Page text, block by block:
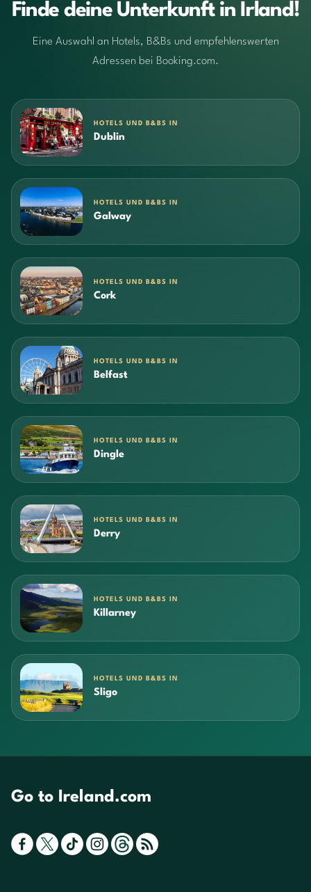
Finde deine Unterkunft in Irland!
Eine Auswahl an Hotels, B&Bs und empfehlenswerten
Adressen bei Booking.com.
HOTELS UND B&BS IN
Dublin
HOTELS UND B&BS IN
Galway
HOTELS UND B&BS IN
Cork
HOTELS UND B&BS IN
Belfast
HOTELS UND B&BS IN
Dingle
HOTELS UND B&BS IN
Derry
HOTELS UND B&BS IN
Killarney
HOTELS UND B&BS IN
Sligo
Go to Ireland.com